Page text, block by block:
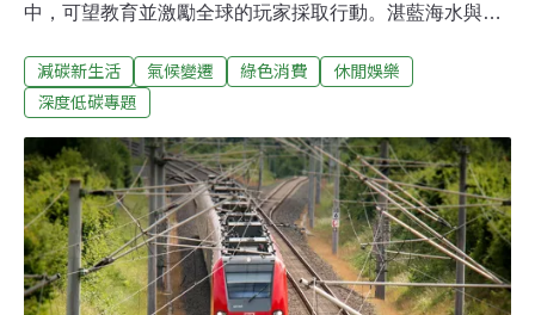
中，可望教育並激勵全球的玩家採取行動。湛藍海水與細
之間，從天而降的巨型機器龜（Droid Turtle）阻撓了去
路、把剛孵化的海龜一隻又一隻抓走，創造出這隻失控巨
殘局。這是攻城遊戲「海島奇兵」（Boom Beach）推出
的新活動，玩家的任務是打敗機器龜並獲得獎勵，還可以
付費購買商店中的寶物，收益將捐贈給海龜保護協會。如
此奇幻的故事情節吸引了不少玩家，團隊在遊戲中融入海
龜上岸產卵、孵化後返回大海會遇到的各種威脅，在潛移
默化中提升玩家的保育意識。這款手遊由芬蘭遊戲公司
減碳新生活 氣候變遷 綠色消費
休閒娛樂
深度低碳專題